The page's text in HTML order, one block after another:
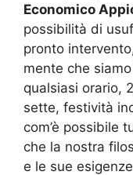
Economico
possibilità di
pronto
mente che
qualsiasi orario,
sette, festività
com’è possibile
che la nostra
e le sue